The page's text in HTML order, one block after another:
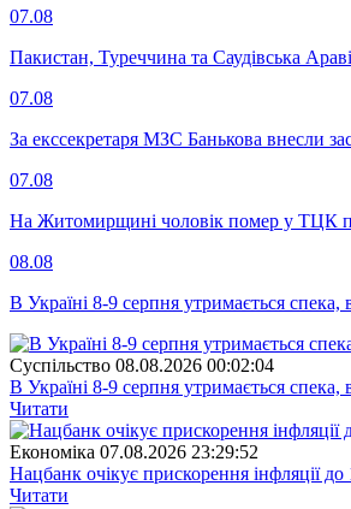
07.08
Пакистан, Туреччина та Саудівська
07.08
За екссекретаря МЗС Банькова внесли
07.08
На Житомирщині чоловік помер у ТЦК
08.08
В Україні 8-9 серпня утримається спека,
Суспiльство 08.08.2026 00:02:04
В Україні 8-9 серпня утримається спека,
Читати
Економіка 07.08.2026 23:29:52
Нацбанк очікує прискорення інфляції
Читати